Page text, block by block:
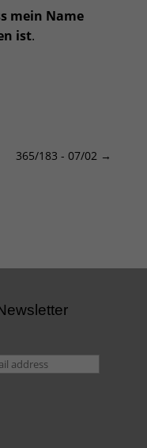
mein Name
ist.
365/183 - 07/02 →